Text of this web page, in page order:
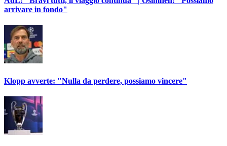
arrivare in fondo"
Klopp avverte: "Nulla da perdere, possiamo vincere"